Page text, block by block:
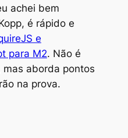
achei bem
é rápido e
e
para M2. Não é
aborda pontos
na prova.